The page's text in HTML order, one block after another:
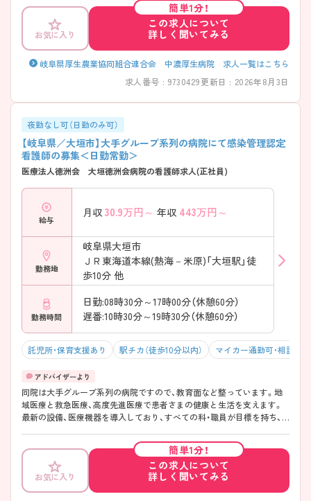
ランクのある方もしっかり学べます。 ご興味ある方には、面接対策ポイ
ントなど、さらに詳細をお話しいたしますのでお気軽にご相談くださ
い。お気に入り
簡単1分！
この求人について
詳しく聞いてみる
岐阜県厚生農業協同組合連合会 中濃厚生病院 求人一覧はこちら
求人番号 : 9730429更新日 : 2026年8月3日
夜勤なし可（日勤のみ可）
【岐阜県／大垣市】大手グループ系列の病院にて感染管理認定
看護師の募集＜日勤常勤＞
医療法人徳洲会 大垣徳洲会病院の看護師求人(正社員)
給与
月収 30.9万円～ 年収 443万円～
勤務地
岐阜県大垣市
ＪＲ東海道本線(熱海－米原)「大垣駅」徒
歩10分 他
勤務時間
日勤:08時30分～17時00分（休憩60分）
遅番:10時30分～19時30分（休憩60分）
託児所・保育支援あり 駅チカ（徒歩10分以内） マイカー通勤可・相談可
同院は大手グループ系列の病院ですので、教育面など整っています。地
域医療と救急医療、高度先進医療で患者さまの健康と生活を支えます。
最新の設備、医療機器を導入しており、すべての科・職員が目標を持ち、
を目標としています。子育て中の方に嬉しい24時間対応の託児所も完備
されています。 ご興味のある方には、面接対策ポイントなど、さらに詳細
をお話しいたしますので、お気軽にご相談ください。
お気に入り
簡単1分！
この求人について
詳しく聞いてみる